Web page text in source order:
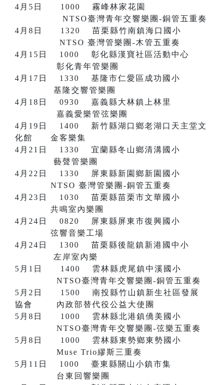
4月5日 1000 霧峰林家花園
NTSO臺灣青年交響樂團-銅管五重奏
4月8日 1320 苗栗縣竹南鎮海口國小
NTSO 臺灣管樂團-木管五重奏
4月15日 1000 彰化縣漢寶社區活動中心
彰化青年管樂團
4月17日 1330 基隆市仁愛區成功國小
基隆交響管樂團
4月18日 0930 嘉義縣大林鎮上林里
嘉義愛樂管弦樂團
4月19日 1400 新竹縣湖口鄉老湖口天主堂文
化館 金客樂集
4月21日 1330 宜蘭縣冬山鄉清溝國小
藝聲管樂團
4月22日 1330 屏東縣新園鄉新園國小
NTSO 臺灣管樂團-銅管五重奏
4月23日 1030 苗栗縣苗栗市文華國小
共鳴室內樂團
4月24日 0820 屏東縣屏東市復興國小
弦響音樂工場
4月24日 1300 苗栗縣後龍鎮新港國中小
左岸室內樂
5月1日 1400 雲林縣虎尾鎮中溪國小
NTSO臺灣青年交響樂團-銅管五重奏
5月2日 1500 南投縣竹山鎮新生社區發展
協會 內政部替代役公益大使團
5月8日 1000 雲林縣北港鎮僑美國小
NTSO臺灣青年交響樂團-弦樂五重奏
5月8日 1000 雲林縣東勢鄉東勢國小
Muse Trio繆斯三重奏
5月11日 1000 臺東縣關山小鎮市集
台東回響樂團